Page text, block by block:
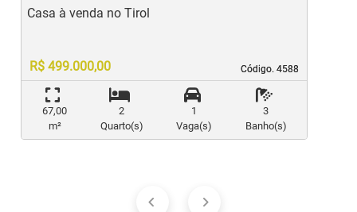
Código. 4588
Código. 4588
Casa à venda no Tirol
R$ 499.000,00
67,00
m²
2
Quarto(s)
1
Vaga(s)
3
Banho(s)